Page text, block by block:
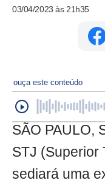
03/04/2023 às 21h35
ouça este conteúdo
SÃO PAULO,
STJ (Superior
sediará uma